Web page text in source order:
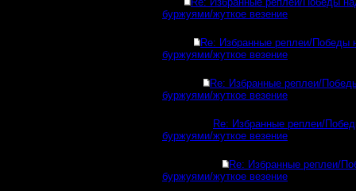
буржуями/жуткое везение
Re: Избранные реплеи/Победы
буржуями/жуткое везение
Re: Избранные реплеи/
буржуями/жуткое везение
Re: Избранные реплеи/
буржуями/жуткое везение
Re: Избранные реплеи/
буржуями/жуткое везение